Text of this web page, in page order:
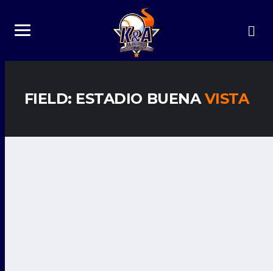
FIELD: ESTADIO BUENAVISTA